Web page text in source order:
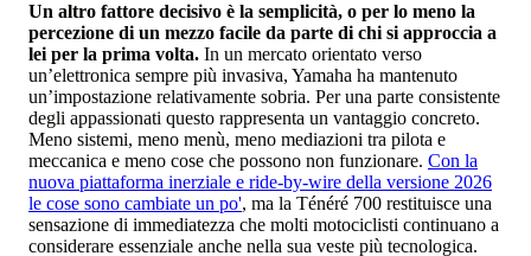
Un altro fattore decisivo è la semplicità, o per lo meno la
percezione di un mezzo facile da parte di chi si approccia a
lei per la prima volta. In un mercato orientato verso
un’elettronica sempre più invasiva, Yamaha ha mantenuto
un’impostazione relativamente sobria. Per una parte consistente
degli appassionati questo rappresenta un vantaggio concreto.
Meno sistemi, meno menù, meno mediazioni tra pilota e
meccanica e meno cose che possono non funzionare. Con la
nuova piattaforma inerziale e ride-by-wire della versione 2026
le cose sono cambiate un po', ma la Ténéré 700 restituisce una
sensazione di immediatezza che molti motociclisti continuano a
considerare essenziale anche nella sua veste più tecnologica.